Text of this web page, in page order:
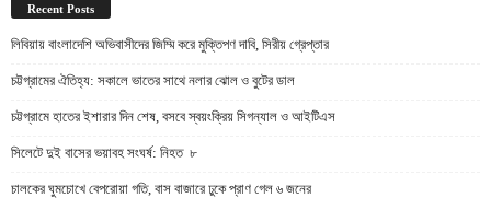
Recent Posts
লিবিয়ায় বাংলাদেশি অভিবাসীদের জিম্মি করে মুক্তিপণ দাবি, সিরীয় গ্রেপ্তার
চট্টগ্রামের ঐতিহ্য: সকালে ভাতের সাথে নলার ঝোল ও বুটের ডাল
চট্টগ্রামে হাতের ইশারার দিন শেষ, বসবে স্বয়ংক্রিয় সিগন্যাল ও আইটিএস
সিলেটে দুই বাসের ভয়াবহ সংঘর্ষ: নিহত ৮
চালকের ঘুমচোখে বেপরোয়া গতি, বাস বাজারে ঢুকে প্রাণ গেল ৬ জনের